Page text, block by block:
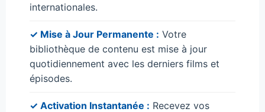
internationales.
✓ Mise à Jour Permanente : Votre
bibliothèque de contenu est mise à jour
quotidiennement avec les derniers films et
épisodes.
✓ Activation Instantanée : Recevez vos